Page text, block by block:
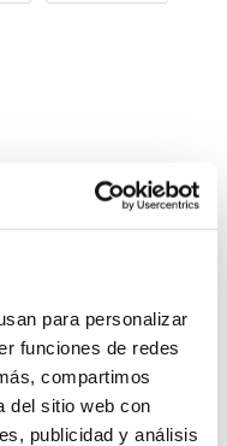
para personalizar
funciones de redes
compartimos
del sitio web con
publicidad y análisis